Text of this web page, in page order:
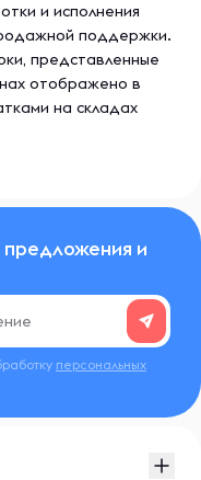
и исполнения
поддержки.
представленные
отображено в
на складах
и
персональных